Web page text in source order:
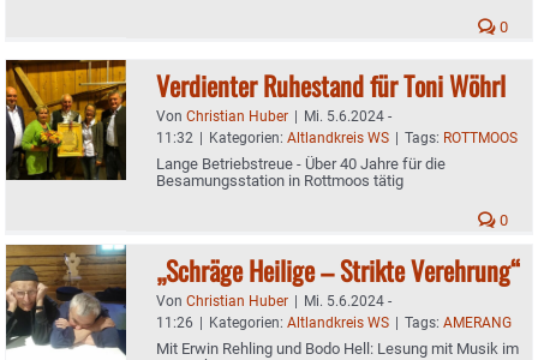
0
Verdienter Ruhestand für Toni Wöhrl
Von Christian Huber | Mi. 5.6.2024 -
11:32 | Kategorien: Altlandkreis WS | Tags: ROTTMOOS
Lange Betriebstreue - Über 40 Jahre für die
Besamungsstation in Rottmoos tätig
0
„Schräge Heilige – Strikte Verehrung“
Von Christian Huber | Mi. 5.6.2024 -
11:26 | Kategorien: Altlandkreis WS | Tags: AMERANG
Mit Erwin Rehling und Bodo Hell: Lesung mit Musik im